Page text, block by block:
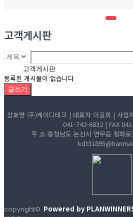
고객게시판
고객게시판
등록된 게시물이 없습니다
글쓰기
상호명 (주)케이디테크 | 대표자 이길희 | 사
041-742-6832 | FAX
주 소 충청남도 논산시 연무읍 황화
copyright©. Powered by